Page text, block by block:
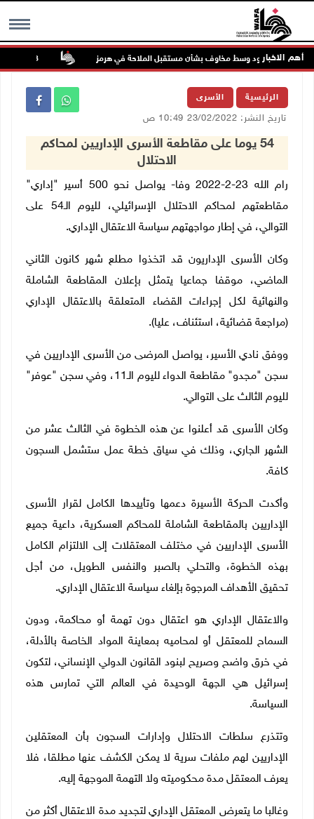
MENU أهم الاخبار
تواصل الصعود وسط مخاوف بشأن مستقبل الملاحة في هرمز
الرئيسية الأسرى
تاريخ النشر: 23/02/2022 10:49 ص
54 يوما على مقاطعة الأسرى الإداريين لمحاكم
الاحتلال
رام الله 23-2-2022 وفا- يواصل نحو 500 أسير "إداري"
مقاطعتهم لمحاكم الاحتلال الإسرائيلي، لليوم الـ54 على
التوالي، في إطار مواجهتهم سياسة الاعتقال الإداري.
وكان الأسرى الإداريون قد اتخذوا مطلع شهر كانون الثاني
الماضي، موقفا جماعيا يتمثل بإعلان المقاطعة الشاملة
والنهائية لكل إجراءات القضاء المتعلقة بالاعتقال الإداري
(مراجعة قضائية، استئناف، عليا).
ووفق نادي الأسير، يواصل المرضى من الأسرى الإداريين في
سجن "مجدو" مقاطعة الدواء لليوم الـ11، وفي سجن "عوفر"
لليوم الثالث على التوالي.
وكان الأسرى قد أعلنوا عن هذه الخطوة في الثالث عشر من
الشهر الجاري، وذلك في سياق خطة عمل ستشمل السجون
كافة.
وأكدت الحركة الأسيرة دعمها وتأييدها الكامل لقرار الأسرى
الإداريين بالمقاطعة الشاملة للمحاكم العسكرية، داعية جميع
الأسرى الإداريين في مختلف المعتقلات إلى الالتزام الكامل
بهذه الخطوة، والتحلي بالصبر والنفس الطويل، من أجل
تحقيق الأهداف المرجوة بإلغاء سياسة الاعتقال الإداري.
والاعتقال الإداري هو اعتقال دون تهمة أو محاكمة، ودون
السماح للمعتقل أو لمحاميه بمعاينة المواد الخاصة بالأدلة،
في خرق واضح وصريح لبنود القانون الدولي الإنساني، لتكون
إسرائيل هي الجهة الوحيدة في العالم التي تمارس هذه
السياسة.
وتتذرع سلطات الاحتلال وإدارات السجون بأن المعتقلين
الإداريين لهم ملفات سرية لا يمكن الكشف عنها مطلقا، فلا
يعرف المعتقل مدة محكوميته ولا التهمة الموجهة إليه.
وغالبا ما يتعرض المعتقل الإداري لتجديد مدة الاعتقال أكثر من